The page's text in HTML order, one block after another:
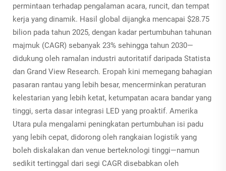
permintaan terhadap pengalaman acara, runcit, dan tempat
kerja yang dinamik. Hasil global dijangka mencapai $28.75
bilion pada tahun 2025, dengan kadar pertumbuhan tahunan
majmuk (CAGR) sebanyak 23% sehingga tahun 2030—
didukung oleh ramalan industri autoritatif daripada Statista
dan Grand View Research. Eropah kini memegang bahagian
pasaran rantau yang lebih besar, mencerminkan peraturan
kelestarian yang lebih ketat, ketumpatan acara bandar yang
tinggi, serta dasar integrasi LED yang proaktif. Amerika
Utara pula mengalami peningkatan pertumbuhan isi padu
yang lebih cepat, didorong oleh rangkaian logistik yang
boleh diskalakan dan venue berteknologi tinggi—namun
sedikit tertinggal dari segi CAGR disebabkan oleh